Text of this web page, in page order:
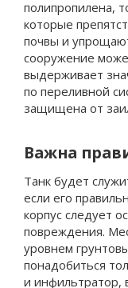
полипропилена,
которые
почвы и
сооружение
выдерживает
по переливной
защищена от
Важна
Танк будет
если его
корпус следует
повреждения.
уровнем
понадобиться
и инфильтратор,